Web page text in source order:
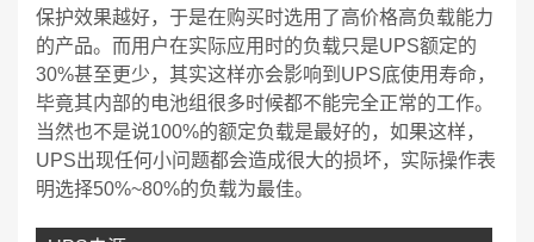
保护效果越好，于是在购买时选用了高价格高负载能力
的产品。而用户在实际应用时的负载只是UPS额定的
30%甚至更少，其实这样亦会影响到UPS底使用寿命，
毕竟其内部的电池组很多时候都不能完全正常的工作。
当然也不是说100%的额定负载是最好的，如果这样，
UPS出现任何小问题都会造成很大的损坏，实际操作表
明选择50%~80%的负载为最佳。